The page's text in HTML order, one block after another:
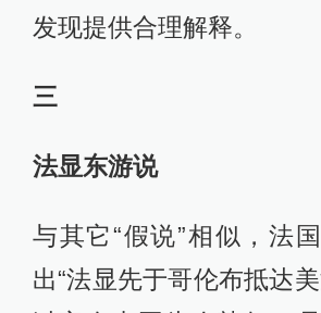
发现提供合理解释。
三
法显东游说
与其它“假说”相似，法
出“法显先于哥伦布抵达